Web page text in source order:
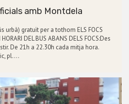
amb Montdela
urbà) gratuït per a tothom ELS FOCS
DEL BUS ABANS DELS FOCS:Des
De 21h a 22.30h cada mitja hora.
pl.…